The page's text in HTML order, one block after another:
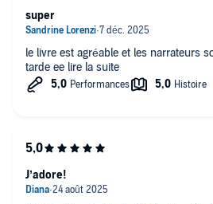
le livre est agréable et les narrateurs
tarde ee lire la suite
super
J’adore!